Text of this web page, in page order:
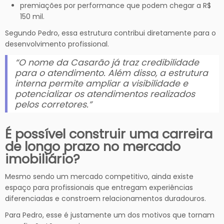
premiações por performance que podem chegar a R$
150 mil.
Segundo Pedro, essa estrutura contribui diretamente para o
desenvolvimento profissional.
“O nome da Casarão já traz credibilidade
para o atendimento. Além disso, a estrutura
interna permite ampliar a visibilidade e
potencializar os atendimentos realizados
pelos corretores.”
É possível construir uma carreira
de longo prazo no mercado
imobiliário?
Mesmo sendo um mercado competitivo, ainda existe
espaço para profissionais que entregam experiências
diferenciadas e constroem relacionamentos duradouros.
Para Pedro, esse é justamente um dos motivos que tornam